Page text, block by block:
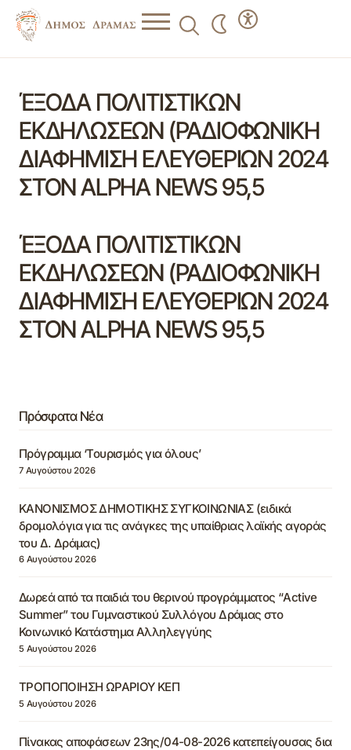
ΈΞΟΔΑ ΠΟΛΙΤΙΣΤΙΚΩΝ
ΕΚΔΗΛΩΣΕΩΝ (ΡΑΔΙΟΦΩΝΙΚΗ
ΔΙΑΦΗΜΙΣΗ ΕΛΕΥΘΕΡΙΩΝ 2024
ΣΤΟΝ ALPHA NEWS 95,5
ΈΞΟΔΑ ΠΟΛΙΤΙΣΤΙΚΩΝ
ΕΚΔΗΛΩΣΕΩΝ (ΡΑΔΙΟΦΩΝΙΚΗ
ΔΙΑΦΗΜΙΣΗ ΕΛΕΥΘΕΡΙΩΝ 2024
ΣΤΟΝ ALPHA NEWS 95,5
Πρόσφατα Νέα
Πρόγραμμα ‘Τουρισμός για όλους’
7 Αυγούστου 2026
ΚΑΝΟΝΙΣΜΟΣ ΔΗΜΟΤΙΚΗΣ ΣΥΓΚΟΙΝΩΝΙΑΣ (ειδικά
δρομολόγια για τις ανάγκες της υπαίθριας λαϊκής αγοράς
του Δ. Δράμας)
6 Αυγούστου 2026
Δωρεά από τα παιδιά του θερινού προγράμματος “Active
Summer” του Γυμναστικού Συλλόγου Δράμας στο
Κοινωνικό Κατάστημα Αλληλεγγύης
5 Αυγούστου 2026
ΤΡΟΠΟΠΟΙΗΣΗ ΩΡΑΡΙΟΥ ΚΕΠ
5 Αυγούστου 2026
Πίνακας αποφάσεων 23ης/04-08-2026 κατεπείγουσας δια